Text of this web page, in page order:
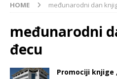
HOME međunarodni dan
međunarodni
đecu
Promociji knjige